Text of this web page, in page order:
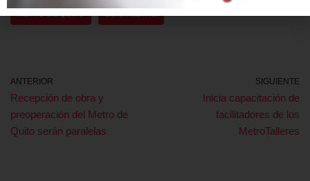
ANTERIOR
Recepción de obra y
preoperación del Metro de
Quito serán paralelas
SIGUIENTE
Inicia capacitación de
facilitadores de los
MetroTalleres